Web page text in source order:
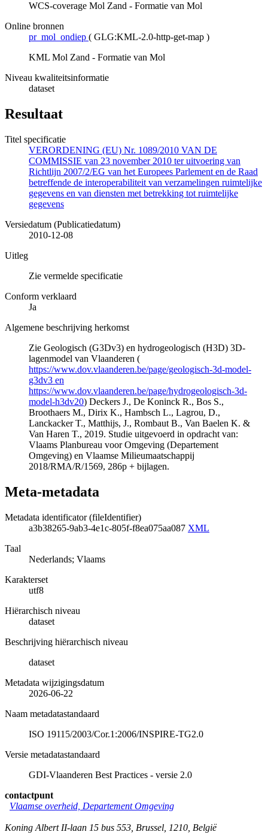
WCS-coverage Mol Zand - Formatie van Mol
Online bronnen
pr_mol_ondiep ( GLG:KML-2.0-http-get-map )
KML Mol Zand - Formatie van Mol
Niveau kwaliteitsinformatie
dataset
Resultaat
Titel specificatie
VERORDENING (EU) Nr. 1089/2010 VAN DE
COMMISSIE van 23 november 2010 ter uitvoering van
Richtlijn 2007/2/EG van het Europees Parlement en de Raad
betreffende de interoperabiliteit van verzamelingen ruimtelijke
gegevens en van diensten met betrekking tot ruimtelijke
gegevens
Versiedatum (Publicatiedatum)
2010-12-08
Uitleg
Zie vermelde specificatie
Conform verklaard
Ja
Algemene beschrijving herkomst
Zie Geologisch (G3Dv3) en hydrogeologisch (H3D) 3D-
lagenmodel van Vlaanderen (
https://www.dov.vlaanderen.be/page/geologisch-3d-model-
g3dv3 en
https://www.dov.vlaanderen.be/page/hydrogeologisch-3d-
model-h3dv20) Deckers J., De Koninck R., Bos S.,
Broothaers M., Dirix K., Hambsch L., Lagrou, D.,
Lanckacker T., Matthijs, J., Rombaut B., Van Baelen K. &
Van Haren T., 2019. Studie uitgevoerd in opdracht van:
Vlaams Planbureau voor Omgeving (Departement
Omgeving) en Vlaamse Milieumaatschappij
2018/RMA/R/1569, 286p + bijlagen.
Meta-metadata
Metadata identificator (fileIdentifier)
a3b38265-9ab3-4e1c-805f-f8ea075aa087 XML
Taal
Nederlands; Vlaams
Karakterset
utf8
Hiërarchisch niveau
dataset
Beschrijving hiërarchisch niveau
dataset
Metadata wijzigingsdatum
2026-06-22
Naam metadatastandaard
ISO 19115/2003/Cor.1:2006/INSPIRE-TG2.0
Versie metadatastandaard
GDI-Vlaanderen Best Practices - versie 2.0
contactpunt
Vlaamse overheid, Departement Omgeving
Koning Albert II-laan 15 bus 553 Brussel 1210 België